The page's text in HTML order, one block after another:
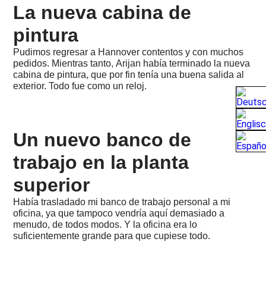
prohibiciones
y
órdenes
...
2022
-
¿Qué
pasará?
año
extraño
2020
-
Hernia,
Coronavirus,
Hollow
Skai
2019
La nueva cabina de
pintura
Pudimos regresar a Hannover contentos y con muchos
pedidos. Mientras tanto, Arijan había terminado la nueva
cabina de pintura, que por fin tenía una buena salida al
exterior. Todo fue como un reloj.
Un nuevo banco de
trabajo en la planta
superior
Había trasladado mi banco de trabajo personal a mi
oficina, ya que tampoco vendría aquí demasiado a
menudo, de todos modos. Y la oficina era lo
suficientemente grande para que cupiese todo.